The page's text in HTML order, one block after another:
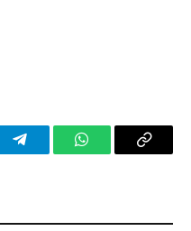
TelegramWhatsAppCopy